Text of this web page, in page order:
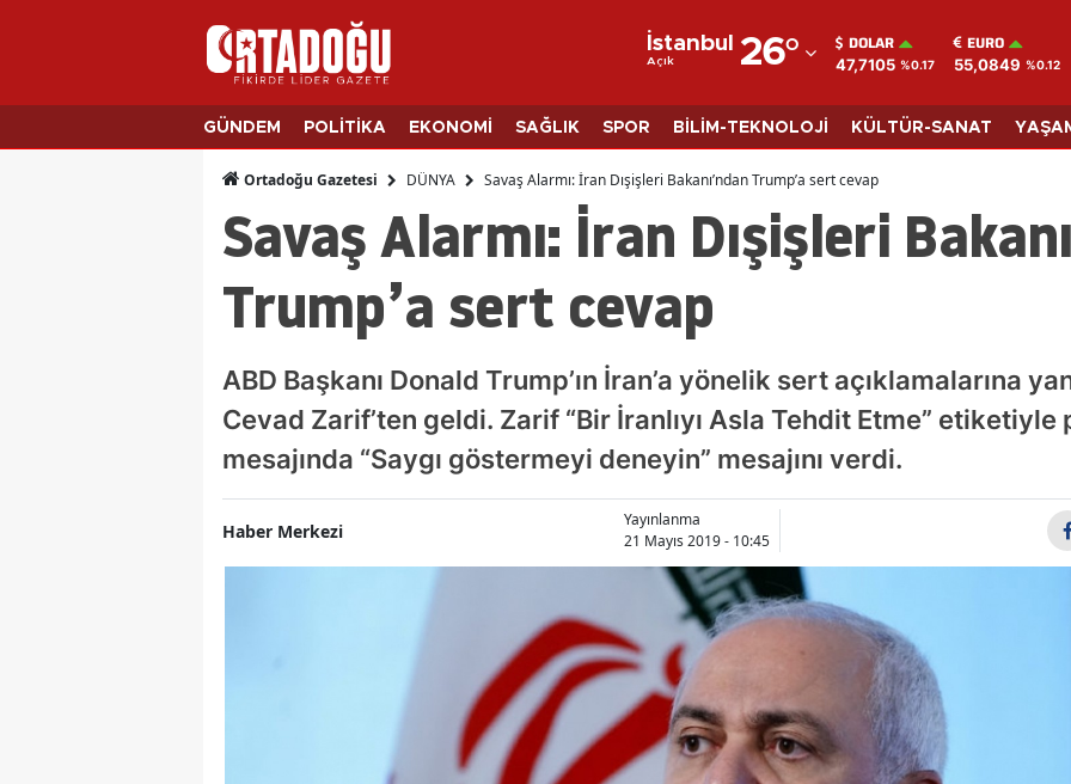
İstanbul
Açık 26°
Adana
Adıyaman
Afyonkarahisar
Ağrı
Ankara
Antalya
Artvin
Aydın
Balıkesir
Bilecik
Bingöl
Bitlis
Bolu
Burdur
DOLAR
47,7105 %0.17
EURO
55,0849 %0.12
GÜNDEM POLİTİKA EKONOMİ SAĞLIK SPOR BİLİM-TEKNOLOJİ KÜLTÜR-SANAT
Ortadoğu Gazetesi DÜNYA Savaş Alarmı: İran Dışişleri Bakanı’ndan Trump’a sert cevap
Savaş Alarmı: İran Dışişleri
Trump’a sert cevap
ABD Başkanı Donald Trump’ın İran’a yönelik sert açıklamalarına
Cevad Zarif’ten geldi. Zarif “Bir İranlıyı Asla Tehdit Etme” etiketiyle
mesajında “Saygı göstermeyi deneyin” mesajını verdi.
Haber Merkezi
Yayınlanma
21 Mayıs 2019 - 10:45
İpek Toplusoy
Fatih